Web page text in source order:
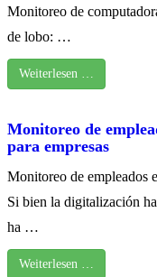
Monitoreo de
de lobo: …
Weiterlesen …
Monitoreo de
para empresas
Monitoreo de empleados
Si bien la digitalización
ha …
Weiterlesen …